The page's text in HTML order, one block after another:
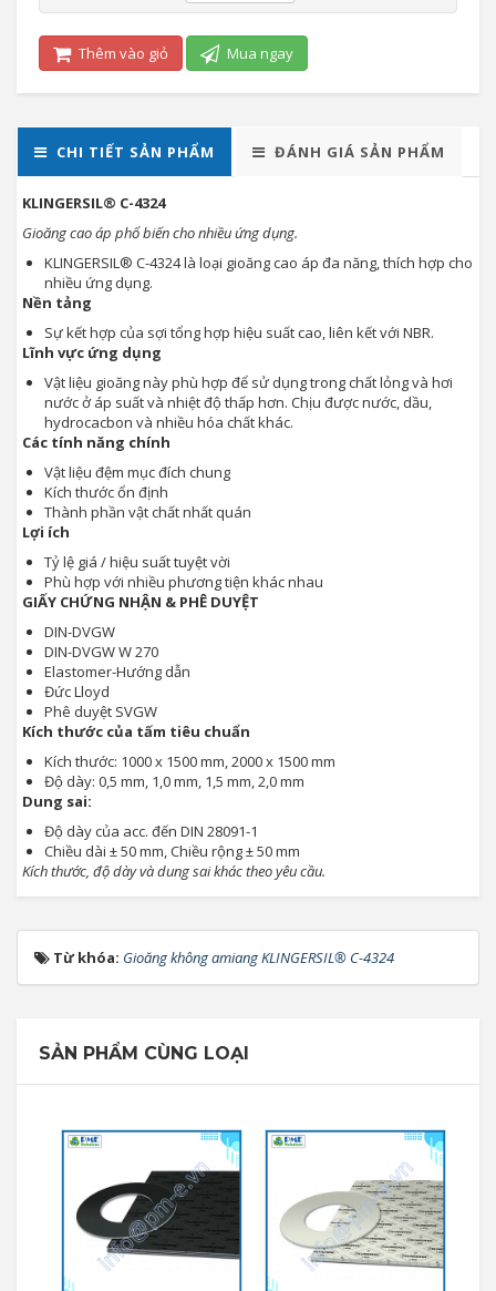
Thêm vào giỏ Mua ngay
CHI TIẾT SẢN PHẨM ĐÁNH GIÁ SẢN PHẨM
KLINGERSIL® C-4324
Gioăng cao áp phổ biến cho nhiều ứng dụng.
KLINGERSIL® C-4324 là loại gioăng cao áp đa năng, thích hợp cho
nhiều ứng dụng.
Nền tảng
Sự kết hợp của sợi tổng hợp hiệu suất cao, liên kết với NBR.
Lĩnh vực ứng dụng
Vật liệu gioăng này phù hợp để sử dụng trong chất lỏng và hơi
nước ở áp suất và nhiệt độ thấp hơn. Chịu được nước, dầu,
hydrocacbon và nhiều hóa chất khác.
Các tính năng chính
Vật liệu đệm mục đích chung
Kích thước ổn định
Thành phần vật chất nhất quán
Lợi ích
Tỷ lệ giá / hiệu suất tuyệt vời
Phù hợp với nhiều phương tiện khác nhau
GIẤY CHỨNG NHẬN & PHÊ DUYỆT
DIN-DVGW
DIN-DVGW W 270
Elastomer-Hướng dẫn
Đức Lloyd
Phê duyệt SVGW
Kích thước của tấm tiêu chuẩn
Kích thước: 1000 x 1500 mm, 2000 x 1500 mm
Độ dày: 0,5 mm, 1,0 mm, 1,5 mm, 2,0 mm
Dung sai:
Độ dày của acc. đến DIN 28091-1
Chiều dài ± 50 mm, Chiều rộng ± 50 mm
Kích thước, độ dày và dung sai khác theo yêu cầu.
Từ khóa: Gioăng không amiang KLINGERSIL® C-4324
SẢN PHẨM CÙNG LOẠI